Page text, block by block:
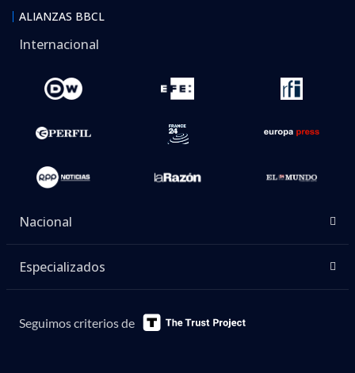
ALIANZAS BBCL
Internacional
Nacional
Especializados
Seguimos criterios de